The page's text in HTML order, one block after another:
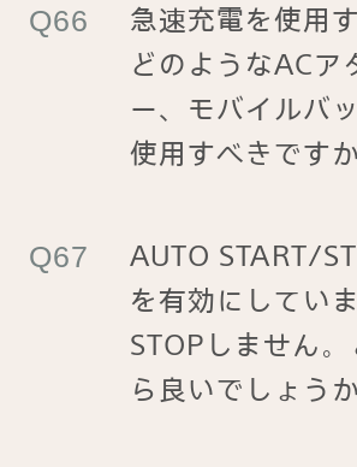
急速充電を使用
どのようなACア
ー、モバイルバ
使用すべきです
AUTO START/
を有効にしてい
STOPしません
ら良いでしょう